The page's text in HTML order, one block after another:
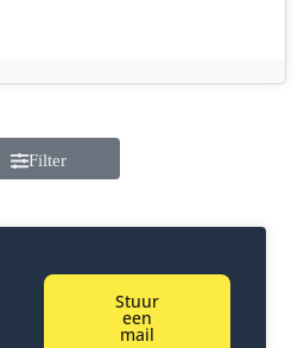
Filter
Stuur
een
mail